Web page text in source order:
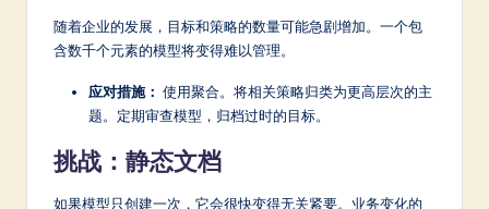
随着企业的发展，目标和策略的数量可能急剧增加。一个包
含数千个元素的模型将变得难以管理。
应对措施： 使用聚合。将相关策略归类为更高层次的主
题。定期审查模型，归档过时的目标。
挑战：静态文档
如果模型只创建一次，它会很快变得无关紧要。业务变化的